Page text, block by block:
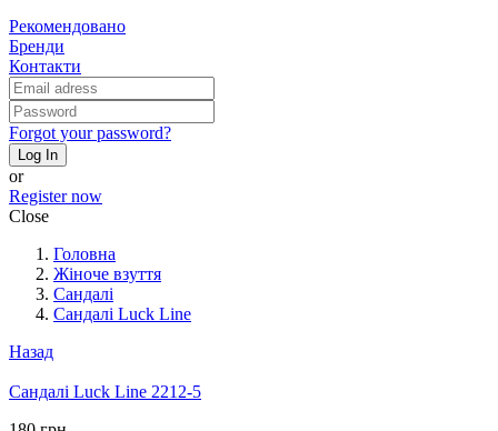
Рекомендовано
Бренди
Контакти
Forgot your password?
Log In
or
Register now
Close
Головна
Жіноче взуття
Сандалі
Сандалі Luck Line
Назад
Сандалі Luck Line 2212-5